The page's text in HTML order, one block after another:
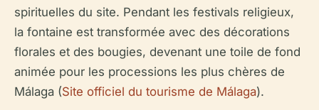
spirituelles du site. Pendant les festivals religieux,
la fontaine est transformée avec des décorations
florales et des bougies, devenant une toile de fond
animée pour les processions les plus chères de
Málaga (Site officiel du tourisme de Málaga).